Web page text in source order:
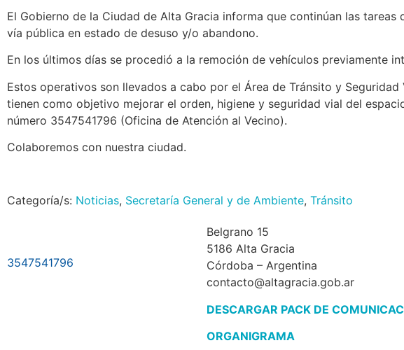
El Gobierno de la Ciudad de Alta Gracia informa que continúan las
vía pública en estado de desuso y/o abandono.
En los últimos días se procedió a la remoción de vehículos previamente
Estos operativos son llevados a cabo por el Área de Tránsito y
tienen como objetivo mejorar el orden, higiene y seguridad vial del
número 3547541796 (Oficina de Atención al Vecino).
Colaboremos con nuestra ciudad.
Categoría/s: Noticias, Secretaría General y de Ambiente, Tránsito
3547541796
Belgrano 15
5186 Alta Gracia
Córdoba – Argentina
contacto@altagracia.gob.ar
DESCARGAR PACK DE
ORGANIGRAMA